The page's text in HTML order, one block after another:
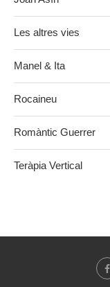
Les altres vies
Manel & Ita
Rocaineu
Romàntic Guerrer
Teràpia Vertical